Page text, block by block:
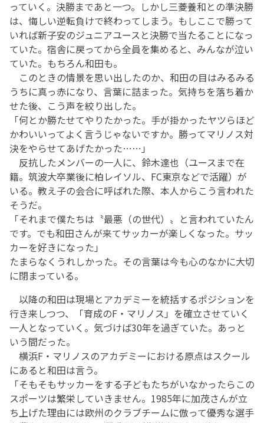
っていく。決勝まであと一つ。しかし三菱養和との準決勝
は、悔しい逆転負けで終わってしまう。もしここで勝って
いれば新子安のジュニアユースと決勝で当たることになっ
ていた。宿舎に戻ってから全員を集めると、みんなが泣い
ていた。もちろん和田も。
このときの情景を思い出したのか、和田の目はみるみる
うちに真っ赤になり、言葉に詰まった。気持ちを落ち着か
せた後、こう声を絞り出した。
「何とか勝たせてやりたかった。手が掛かったヤツらほど
かわいいってよく言うじゃないですか。勝ってマリノス対
決をやらせてあげたかった……」
反抗したメンバーの一人に、鈴木達也（ユースまで在
籍。筑波大卒業後に柏レイソル、FC東京などで活躍）が
いる。教え子の会合に呼ばれた際、本人からこう言われた
そうだ。
「それまで僕たちは〝最悪（の世代）〟と言われていたん
です。でも和田さんが来てサッカーが楽しくなった。サッ
カーを好きになった」
たまらなくうれしかった。その言葉は今も心のなかに大切
に閉まっている。
以降の和田は現場とアカデミーを統括するポジションを
行き来しつつ、「育成のF・マリノス」を確立させていく
一人となっていく。気づけば30年を過ぎていた。あっと
いう間だった。
横浜F・マリノスのアカデミーにおける原点はスクール
にあると和田は言う。
「そもそもサッカーをする子どもたちがいなかったらこの
スポーツは繁栄していきません。1985年に加茂さんが立
ち上げた理由には欧州のクラブチームに倣って優秀な選手